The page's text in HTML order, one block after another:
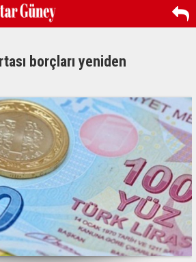
borçları yeniden